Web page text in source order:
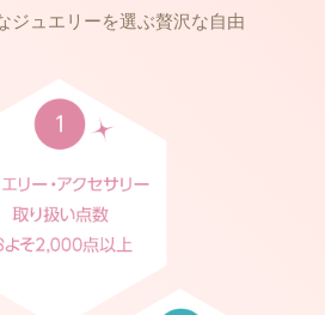
ジュエリーを選ぶ贅沢な自由